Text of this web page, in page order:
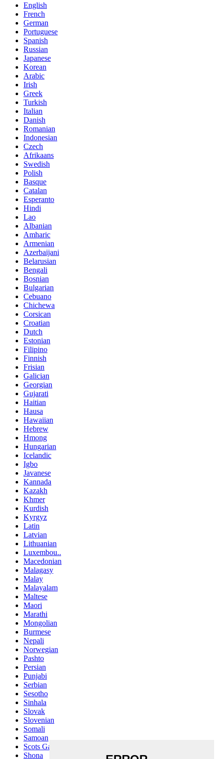
English
French
German
Portuguese
Spanish
Russian
Japanese
Korean
Arabic
Irish
Greek
Turkish
Italian
Danish
Romanian
Indonesian
Czech
Afrikaans
Swedish
Polish
Basque
Catalan
Esperanto
Hindi
Lao
Albanian
Amharic
Armenian
Azerbaijani
Belarusian
Bengali
Bosnian
Bulgarian
Cebuano
Chichewa
Corsican
Croatian
Dutch
Estonian
Filipino
Finnish
Frisian
Galician
Georgian
Gujarati
Haitian
Hausa
Hawaiian
Hebrew
Hmong
Hungarian
Icelandic
Igbo
Javanese
Kannada
Kazakh
Khmer
Kurdish
Kyrgyz
Latin
Latvian
Lithuanian
Luxembou..
Macedonian
Malagasy
Malay
Malayalam
Maltese
Maori
Marathi
Mongolian
Burmese
Nepali
Norwegian
Pashto
Persian
Punjabi
Serbian
Sesotho
Sinhala
Slovak
Slovenian
Somali
Samoan
Scots Gaelic
Shona